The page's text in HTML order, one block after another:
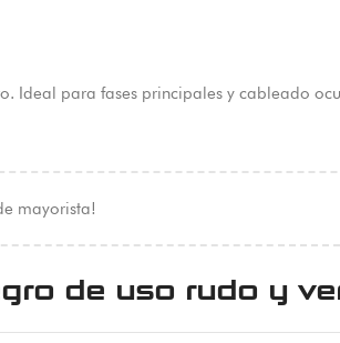
Ideal para fases principales y cableado
mayorista!
de uso rudo y